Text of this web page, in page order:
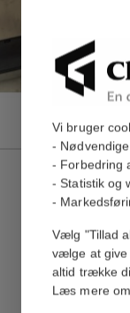
Vi bruger
-
- Forbedring
- Statistik og
-
Vælg "Tillad
vælge at give
altid trække
Læs mere